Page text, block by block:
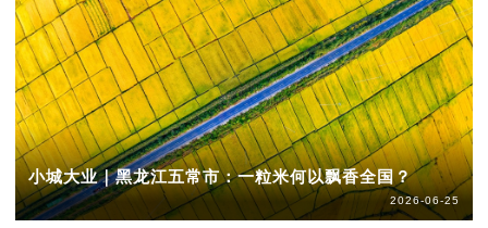
小城大业｜黑龙江五常市：一粒米何以飘香全国？
2026-06-25